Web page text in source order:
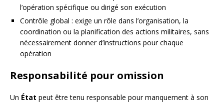
l’opération spécifique ou dirigé son exécution
Contrôle global : exige un rôle dans l’organisation, la
coordination ou la planification des actions militaires, sans
nécessairement donner d’instructions pour chaque
opération
Responsabilité pour omission
Un État peut être tenu responsable pour manquement à son